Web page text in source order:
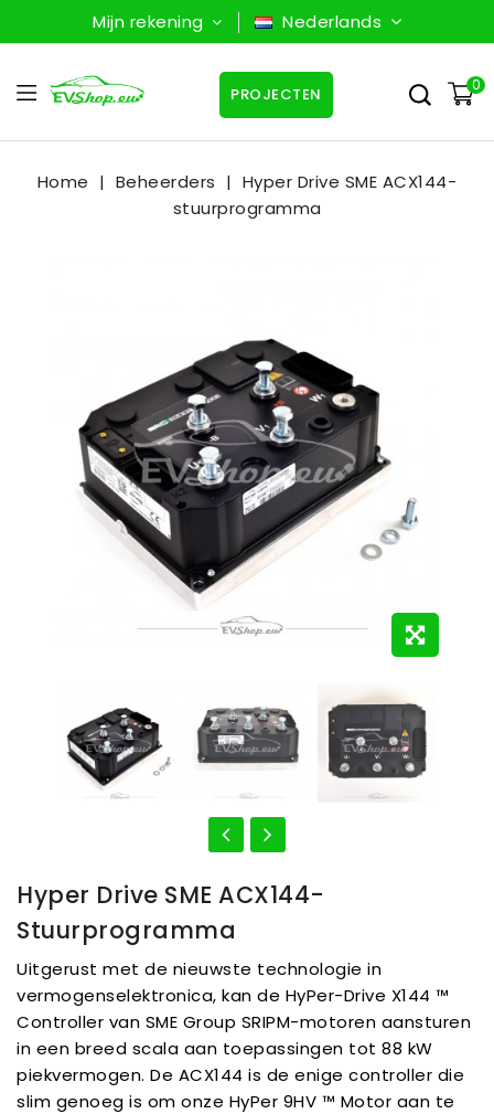
Mijn rekening Nederlands
0
PROJECTEN
Home Beheerders
Hyper Drive SME ACX144-
stuurprogramma
Hyper Drive SME ACX144-
Stuurprogramma
Uitgerust met de nieuwste technologie in
vermogenselektronica, kan de HyPer-Drive X144 ™
Controller van SME Group SRIPM-motoren aansturen
in een breed scala aan toepassingen tot 88 kW
piekvermogen. De ACX144 is de enige controller die
slim genoeg is om onze HyPer 9HV ™ Motor aan te